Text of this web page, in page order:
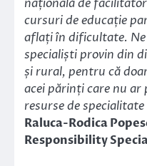
națională de
cursuri de educație
aflați în dificultate.
specialiști provin din
și rural, pentru că
acei părinți care nu ar
resurse de
Raluca-Rodica
Responsibility